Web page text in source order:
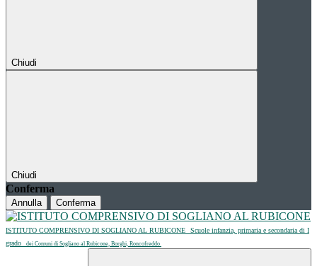
Chiudi
Chiudi
Conferma
Annulla Conferma
ISTITUTO COMPRENSIVO DI SOGLIANO AL RUBICONE
Scuole infanzia, primaria e secondaria di I
grado
dei Comuni di Sogliano al Rubicone, Borghi, Roncofreddo